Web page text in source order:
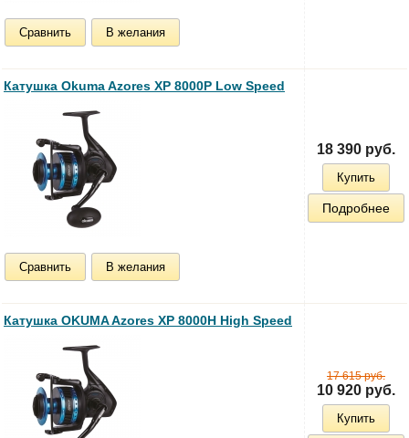
Сравнить В желания
Катушка Okuma Azores XP 8000P Low Speed
Сравнить В желания
18 390 руб.
Купить
Подробнее
Катушка OKUMA Azores XP 8000H High Speed
17 615 руб.
10 920 руб.
Купить